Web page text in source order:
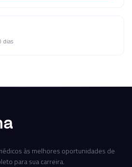
dias
às melhores oportunidades de
para sua carreira.